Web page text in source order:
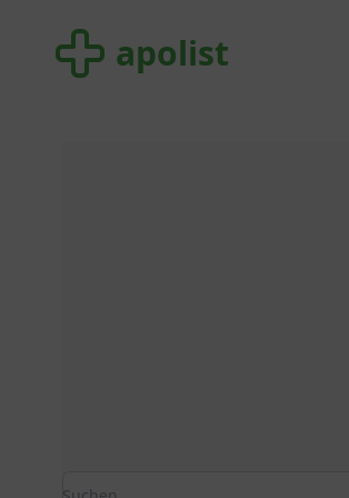
apolist apolist